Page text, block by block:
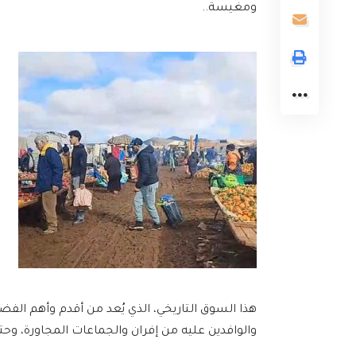
ومغيسة..
هذا السوق التاريخي، الذي يُعد من أقدم وأهم
والوافدين عليه من إفران والجماعات المجاورة،